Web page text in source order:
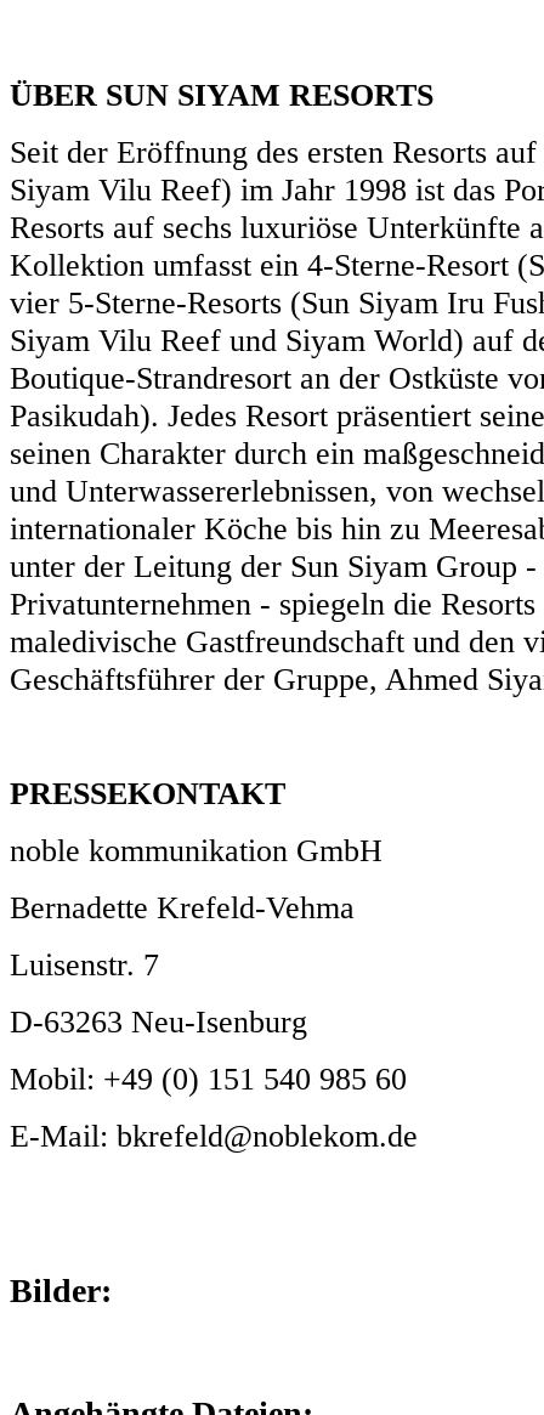
ÜBER SUN SIYAM RESORTS
Seit der Eröffnung des ersten Resorts
Siyam Vilu Reef) im Jahr 1998 ist das
Resorts auf sechs luxuriöse Unterkünfte
Kollektion umfasst ein 4-Sterne-Resort
vier 5-Sterne-Resorts (Sun Siyam Iru
Siyam Vilu Reef und Siyam World) auf
Boutique-Strandresort an der Ostküste
Pasikudah). Jedes Resort präsentiert
seinen Charakter durch ein
und Unterwassererlebnissen, von
internationaler Köche bis hin zu
unter der Leitung der Sun Siyam Group
Privatunternehmen - spiegeln die
maledivische Gastfreundschaft und den
Geschäftsführer der Gruppe, Ahmed
PRESSEKONTAKT
noble kommunikation GmbH
Bernadette Krefeld-Vehma
Luisenstr. 7
D-63263 Neu-Isenburg
Mobil: +49 (0) 151 540 985 60
E-Mail: bkrefeld@noblekom.de
Bilder: